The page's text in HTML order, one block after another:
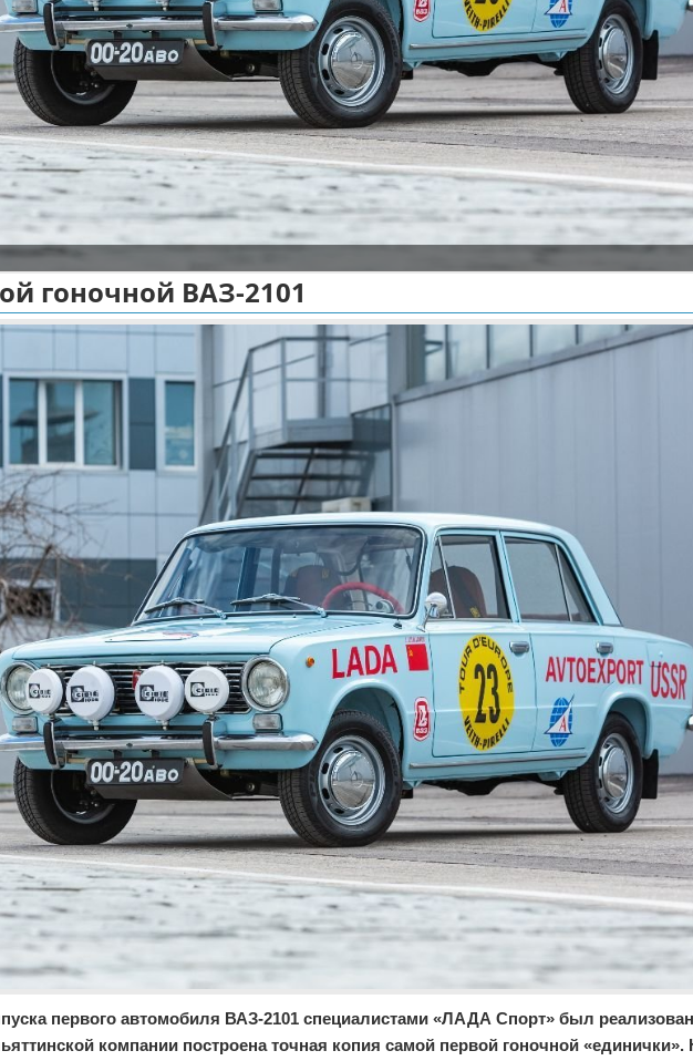
гоночной ВАЗ-2101
первого автомобиля ВАЗ-2101 специалистами «ЛАДА Спорт» был реализован
компании построена точная копия самой первой гоночной «единички».